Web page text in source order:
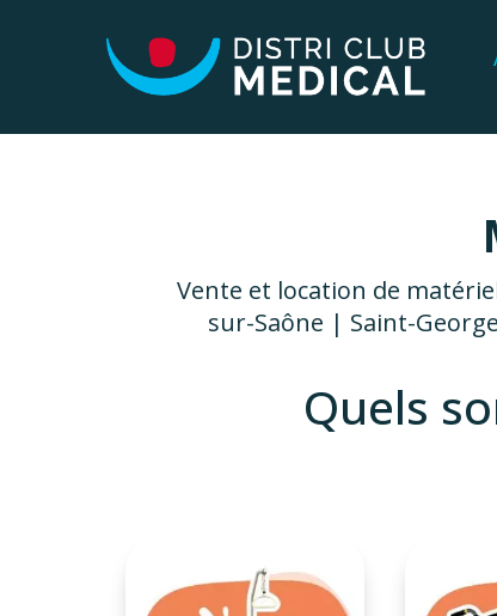
Vente et location de
sur-Saône | Saint-
Quels